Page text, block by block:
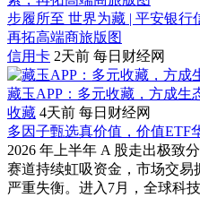
步履所至 世界为藏 | 平安银行
再拓高端商旅版图
信用卡 2天前 每日财经网
藏玉APP：多元收藏，方成生
收藏 4天前 每日财经网
多因子甄选真价值，价值ETF
2026 年上半年 A 股走出极致
赛道持续虹吸资金，市场交
严重失衡。进入7月，全球科